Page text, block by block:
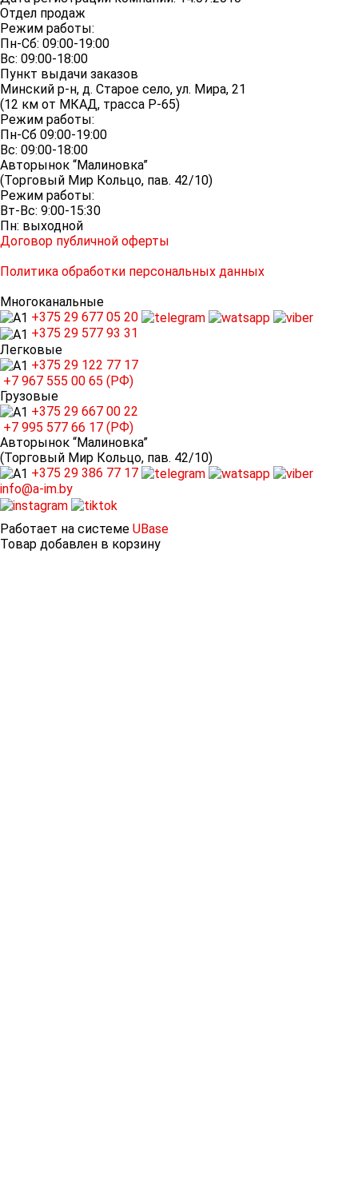
Отдел продаж
Режим работы:
Пн-Сб: 09:00-19:00
Вс: 09:00-18:00
Пункт выдачи заказов
Минский р-н, д. Старое село, ул. Мира, 21
(12 км от МКАД, трасса P-65)
Режим работы:
Пн-Сб 09:00-19:00
Вс: 09:00-18:00
Авторынок “Малиновка”
(Торговый Мир Кольцо, пав. 42/10)
Режим работы:
Вт-Вс: 9:00-15:30
Пн: выходной
Договор публичной оферты
Политика обработки персональных данных
Многоканальные
+375 29 677 05 20
+375 29 577 93 31
Легковые
+375 29 122 77 17
+7 967 555 00 65 (РФ)
Грузовые
+375 29 667 00 22
+7 995 577 66 17 (РФ)
Авторынок “Малиновка”
(Торговый Мир Кольцо, пав. 42/10)
+375 29 386 77 17
info@a-im.by
Работает на системе UBase
Товар добавлен в корзину